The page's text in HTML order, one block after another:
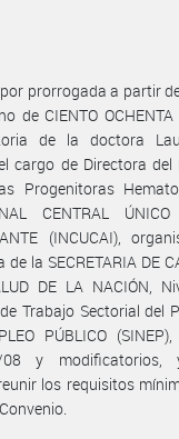
por prorrogada a partir
de CIENTO
de la doctora
cargo de Directora
Progenitoras
CENTRAL ÚNICO
(INCUCAI),
la SECRETARIA DE
DE LA NACIÓN,
Trabajo Sectorial del
PÚBLICO
08 y modificatorios,
los requisitos